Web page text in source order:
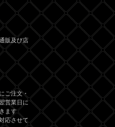
販及び店
ご注文・
営業日に
ます
応させて